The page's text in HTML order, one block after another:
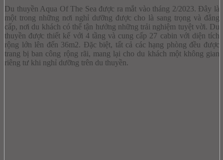
Du thuyền Aqua Of The Sea được ra mắt vào tháng 2/2023. Đây là
một trong những nơi nghỉ dưỡng được cho là sang trọng và đẳng
cấp, nơi du khách có thể tận hưởng những trải nghiệm tuyệt vời. Du
thuyền được thiết kế với 4 tầng và cung cấp 27 cabin với diện tích
rộng lớn lên đến 36m2. Đặc biệt, tất cả các hạng phòng đều được
trang bị ban công rộng rãi, mang lại cho du khách một không gian
riêng tư khi nghỉ dưỡng trên du thuyền.